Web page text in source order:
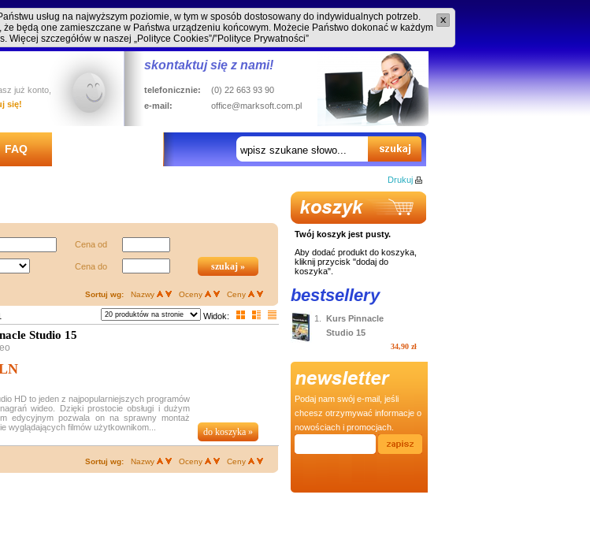
usług na najwyższym poziomie, w tym w sposób dostosowany do indywidualnych potrzeb.
będą one zamieszczane w Państwa urządzeniu końcowym. Możecie Państwo dokonać w każdym
Więcej szczegółów w naszej „Polityce Cookies”/”Polityce Prywatności”
już konto,
się!
skontaktuj się z nami!
telefonicznie:
(0) 22 663 93 90
e-mail:
office@marksoft.com.pl
FAQ
Drukuj
Cena od
Cena do
Sortuj wg: Nazwy Oceny Ceny
Widok:
Studio 15
HD to jeden z najpopularniejszych programów
wideo. Dzięki prostocie obsługi i dużym
edycyjnym pozwala on na sprawny montaż
wyglądających filmów użytkownikom...
Sortuj wg: Nazwy Oceny Ceny
Twój koszyk jest pusty.
Aby dodać produkt do koszyka,
kliknij przycisk "dodaj do
koszyka".
bestsellery
1.
Kurs Pinnacle
Studio 15
34,90 zł
Podaj nam swój e-mail, jeśli
chcesz otrzymywać informacje o
nowościach i promocjach.